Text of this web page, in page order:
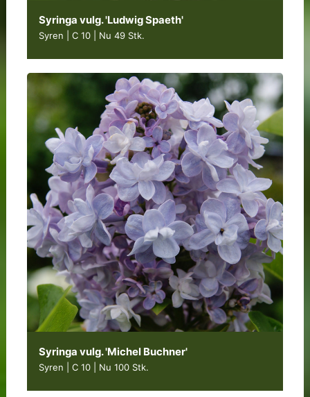
Syringa vulg. 'Ludwig Spaeth'
Syren | C 10 Nu 49 Stk.
Syringa vulg. 'Michel Buchner'
Syren | C 10 Nu 100 Stk.